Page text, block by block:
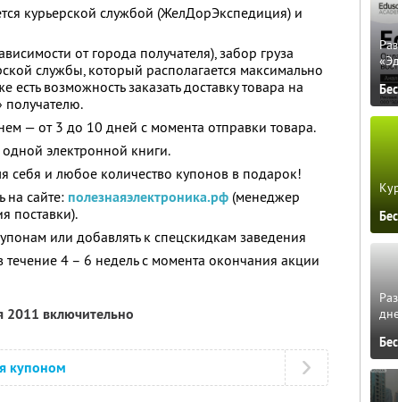
курьерской службой (ЖелДорЭкспедиция) и
от города получателя), забор груза
службы, который располагается максимально
есть возможность заказать доставку товара на
получателю.
— от 3 до 10 дней с момента отправки товара.
электронной книги.
себя и любое количество купонов в подарок!
на сайте: полезнаяэлектроника.рф (менеджер
поставки).
или добавлять к спецскидкам заведения
течение 4 – 6 недель с момента окончания акции
2011 включительно
купоном